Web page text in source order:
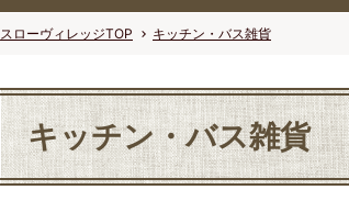
スローヴィレッジTOP キッチン・バス雑貨
キッチン・バス雑貨